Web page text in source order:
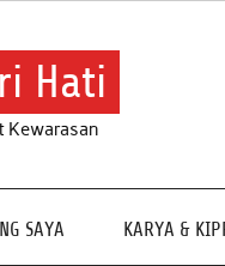
Hati
Kewarasan
SAYA KARYA &